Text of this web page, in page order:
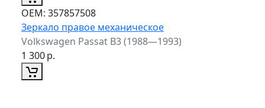
ОЕМ: 357857508
Зеркало правое механическое
Volkswagen Passat B3 (1988—1993)
1 300р.